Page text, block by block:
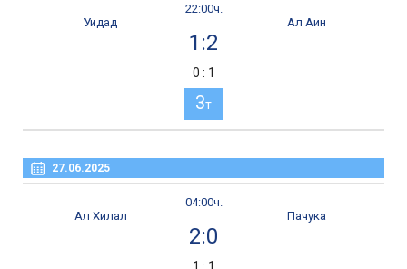
22:00ч.
Уидад
1:2
Ал Аин
0 : 1
3т
27.06.2025
04:00ч.
Ал Хилал
2:0
Пачука